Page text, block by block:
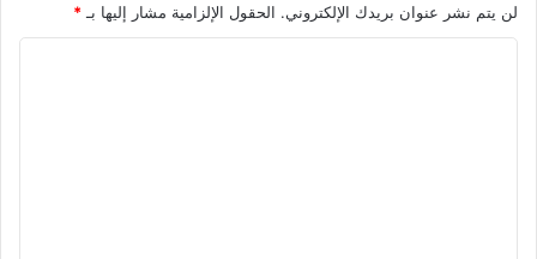
لن يتم نشر عنوان بريدك الإلكتروني. الحقول الإلزامية مشار إليها بـ *